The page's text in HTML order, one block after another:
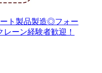
ト製品製造◎フォー
ーン経験者歓迎！